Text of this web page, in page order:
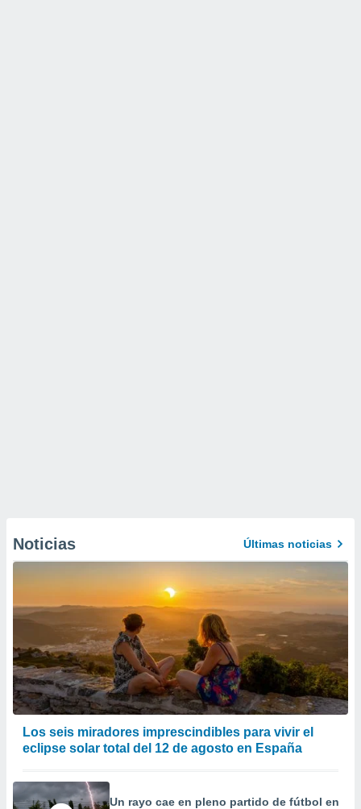
Noticias Últimas noticias
Los seis miradores imprescindibles para vivir el
eclipse solar total del 12 de agosto en España
Un rayo cae en pleno partido de fútbol en